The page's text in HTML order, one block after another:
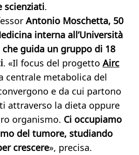
scienziati.
Antonio Moschetta, 50
interna all’Università
che guida un gruppo di 18
. «Il focus del progetto Airc
centrale metabolica del
e da cui partono
attraverso la dieta oppure
organismo. Ci occupiamo
del tumore, studiando
crescere», precisa.